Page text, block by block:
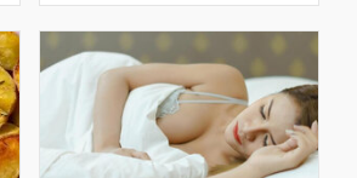
adına Elmi Cərrahiyy